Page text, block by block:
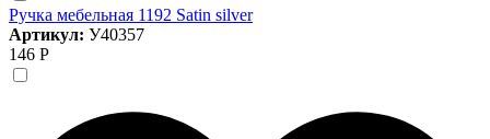
Ручка мебельная 1192 Satin silver
Артикул: У40357
146 Р